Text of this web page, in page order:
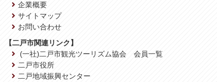
企業概要
サイトマップ
お問い合わせ
【二戸市関連リンク】
(一社)二戸市観光ツーリズム協会 会員一覧
二戸市役所
二戸地域振興センター